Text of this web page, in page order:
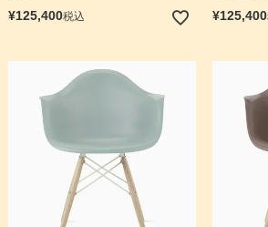
¥125,400税込 ¥125,400